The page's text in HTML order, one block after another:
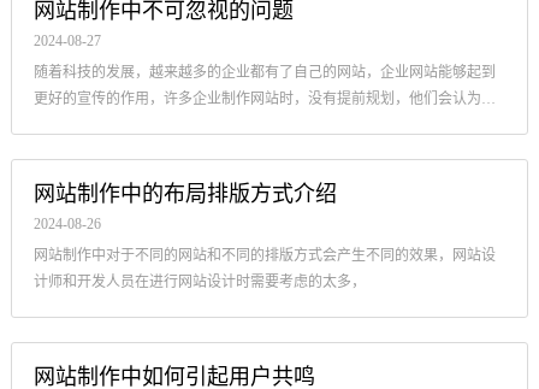
网站制作中不可忽视的问题
2024-08-27
随着科技的发展，越来越多的企业都有了自己的网站，企业网站能够起到
更好的宣传的作用，许多企业制作网站时，没有提前规划，他们会认为这
网站制作中的布局排版方式介绍
2024-08-26
网站制作中对于不同的网站和不同的排版方式会产生不同的效果，网站设
计师和开发人员在进行网站设计时需要考虑的太多，
网站制作中如何引起用户共鸣